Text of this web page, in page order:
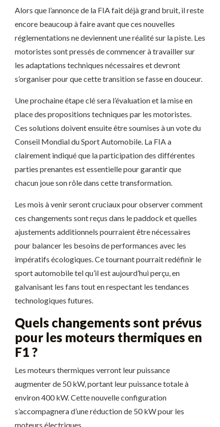
Alors que l’annonce de la FIA fait déjà grand bruit, il reste
encore beaucoup à faire avant que ces nouvelles
réglementations ne deviennent une réalité sur la piste. Les
motoristes sont pressés de commencer à travailler sur
les adaptations techniques nécessaires et devront
s’organiser pour que cette transition se fasse en douceur.
Une prochaine étape clé sera l’évaluation et la mise en
place des propositions techniques par les motoristes.
Ces solutions doivent ensuite être soumises à un vote du
Conseil Mondial du Sport Automobile. La FIA a
clairement indiqué que la participation des différentes
parties prenantes est essentielle pour garantir que
chacun joue son rôle dans cette transformation.
Les mois à venir seront cruciaux pour observer comment
ces changements sont reçus dans le paddock et quelles
ajustements additionnels pourraient être nécessaires
pour balancer les besoins de performances avec les
impératifs écologiques. Ce tournant pourrait redéfinir le
sport automobile tel qu’il est aujourd’hui perçu, en
galvanisant les fans tout en respectant les tendances
technologiques futures.
Quels changements sont prévus
pour les moteurs thermiques en
F1 ?
Les moteurs thermiques verront leur puissance
augmenter de 50 kW, portant leur puissance totale à
environ 400 kW. Cette nouvelle configuration
s’accompagnera d’une réduction de 50 kW pour les
moteurs électriques.